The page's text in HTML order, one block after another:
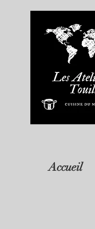
Accueil